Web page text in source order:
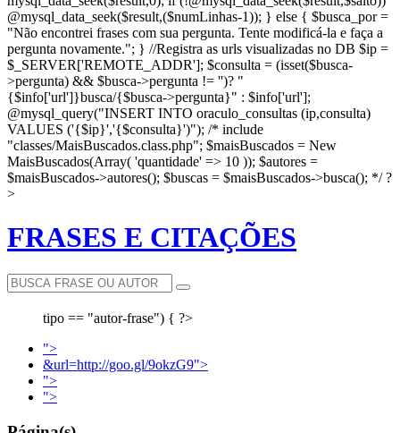
@mysql_data_seek($result,($numLinhas-1)); } else { $busca_por =
"Não encontrei frases com sua pergunta. Tente modificá-la e faça a
pergunta novamente."; } //Registra as urls visualizadas no DB $ip =
$_SERVER['REMOTE_ADDR']; $consulta = (isset($busca-
>pergunta) && $busca->pergunta != '')? "
{$info['url']}busca/{$busca->pergunta}" : $info['url'];
@mysql_query("INSERT INTO oraculo_consultas (ip,consulta)
VALUES ('{$ip}','{$consulta}')"); /* include
"classes/MaisBuscados.class.php"; $maisBuscados = New
MaisBuscados(Array( 'quantidade' => 10 )); $autores =
$maisBuscados->autores(); $buscas = $maisBuscados->busca(); */ ?
>
FRASES E CITAÇÕES
tipo == "autor-frase") { ?>
">
&url=http://goo.gl/9okzG9">
">
">